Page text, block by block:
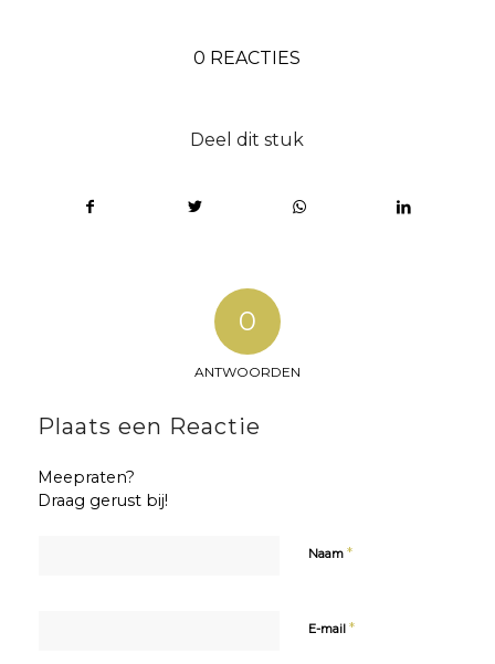
0 REACTIES
Deel dit stuk
0
ANTWOORDEN
Plaats een Reactie
Meepraten?
Draag gerust bij!
Naam *
E-mail *